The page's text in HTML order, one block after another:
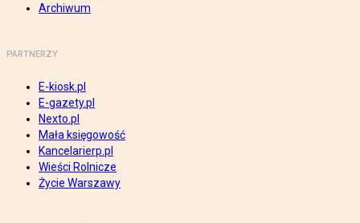
Archiwum
PARTNERZY
E-kiosk.pl
E-gazety.pl
Nexto.pl
Mała księgowość
Kancelarierp.pl
Wieści Rolnicze
Życie Warszawy